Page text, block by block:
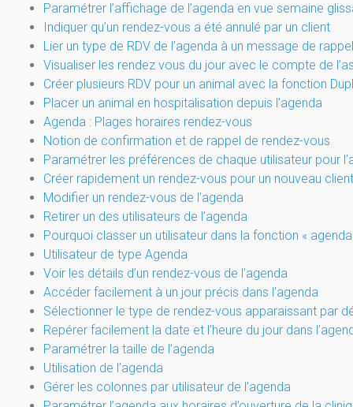
Paramétrer l’affichage de l’agenda en vue semaine
Indiquer qu’un rendez-vous a été annulé par un client
Lier un type de RDV de l’agenda à un message de
Visualiser les rendez vous du jour avec le compte de
Créer plusieurs RDV pour un animal avec la fonction
Placer un animal en hospitalisation depuis l’agenda
Agenda : Plages horaires rendez-vous
Notion de confirmation et de rappel de rendez-vous
Paramétrer les préférences de chaque utilisateur pour
Créer rapidement un rendez-vous pour un nouveau client
Modifier un rendez-vous de l’agenda
Retirer un des utilisateurs de l’agenda
Pourquoi classer un utilisateur dans la fonction « agenda
Utilisateur de type Agenda
Voir les détails d’un rendez-vous de l’agenda
Accéder facilement à un jour précis dans l’agenda
Sélectionner le type de rendez-vous apparaissant par
Repérer facilement la date et l’heure du jour dans
Paramétrer la taille de l’agenda
Utilisation de l’agenda
Gérer les colonnes par utilisateur de l’agenda